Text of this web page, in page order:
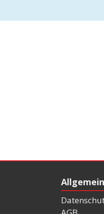
Allgemein